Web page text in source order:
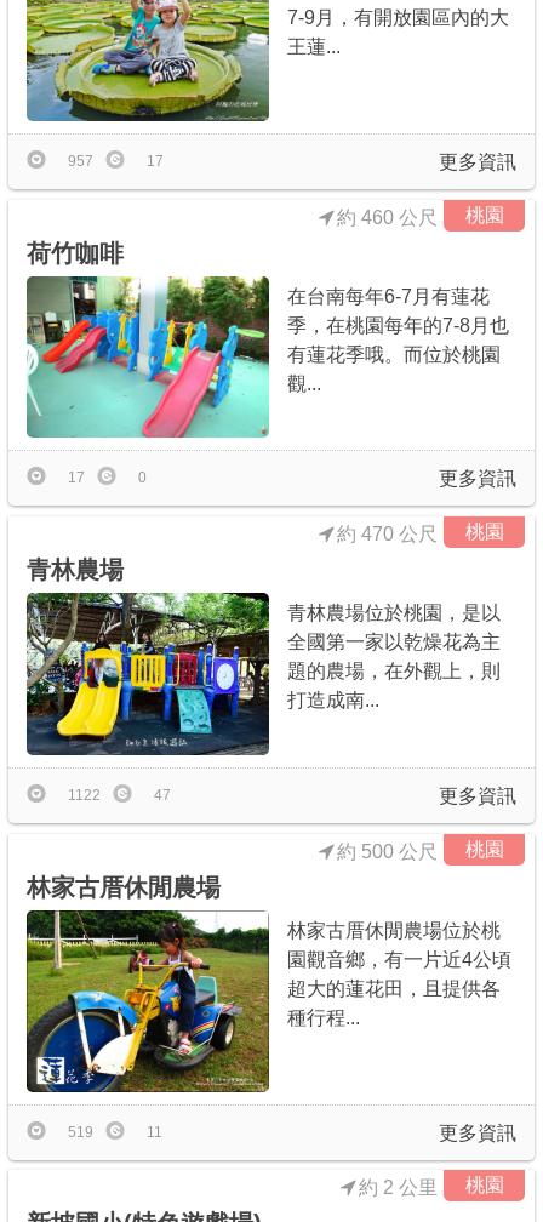
7-9月，有開放園區內的大
王蓮...
更多資訊
957 17
桃園
荷竹咖啡
約 460 公尺
在台南每年6-7月有蓮花
季，在桃園每年的7-8月也
有蓮花季哦。而位於桃園
觀...
更多資訊
17 0
桃園
青林農場
約 470 公尺
青林農場位於桃園，是以
全國第一家以乾燥花為主
題的農場，在外觀上，則
打造成南...
更多資訊
1122 47
桃園
林家古厝休閒農場
約 500 公尺
林家古厝休閒農場位於桃
園觀音鄉，有一片近4公頃
超大的蓮花田，且提供各
種行程...
更多資訊
519 11
桃園
約 2 公里